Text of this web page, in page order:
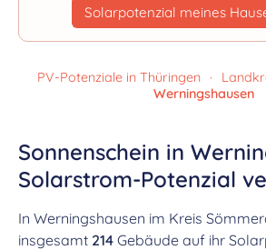
Solarpotenzial meines
PV-Potenziale in Thüringen ·
Werningshausen
Sonnenschein in
Solarstrom-Potenzial
In Werningshausen im Kreis
insgesamt 214 Gebäude auf ihr